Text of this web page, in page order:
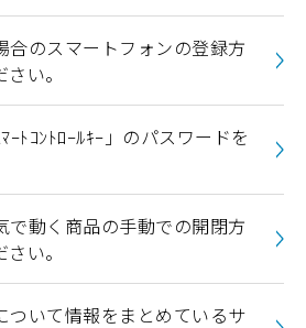
合のスマートフォンの登録方
い。
ｰﾄｺﾝﾄﾛｰﾙｷｰ」のパスワードを
で動く商品の手動での開閉方
い。
ついて情報をまとめているサ